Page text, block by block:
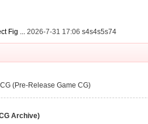
Fig ... 2026-7-31 17:06 s4s4s5s74
(Pre-Release Game CG)
Archive)